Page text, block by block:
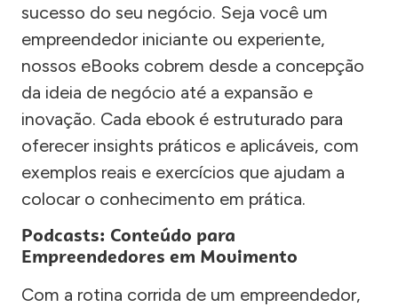
sucesso do seu negócio. Seja você um
empreendedor iniciante ou experiente,
nossos eBooks cobrem desde a concepção
da ideia de negócio até a expansão e
inovação. Cada ebook é estruturado para
oferecer insights práticos e aplicáveis, com
exemplos reais e exercícios que ajudam a
colocar o conhecimento em prática.
Podcasts: Conteúdo para
Empreendedores em Movimento
Com a rotina corrida de um empreendedor,